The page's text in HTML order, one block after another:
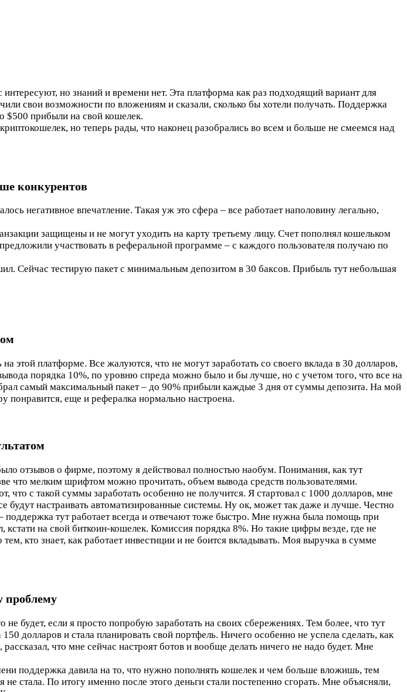
но знаний и времени нет. Эта платформа как раз подходящий вариант для
свои возможности по вложениям и сказали, сколько бы хотели получать. Поддержка
$500 прибыли на свой кошелек.
но теперь рады, что наконец разобрались во всем и больше не смеемся над
конкурентов
негативное впечатление. Такая уж это сфера – все работает наполовину легально,
защищены и не могут уходить на карту третьему лицу. Счет пополнял кошельком
участвовать в реферальной программе – с каждого пользователя получаю по
Сейчас тестирую пакет с минимальным депозитом в 30 баксов. Прибыль тут небольшая
этой платформе. Все жалуются, что не могут заработать со своего вклада в 30 долларов,
порядка 10%, по уровню спреда можно было и бы лучше, но с учетом того, что все на
самый максимальный пакет – до 90% прибыли каждые 3 дня от суммы депозита. На мой
еще и рефералка нормально настроена.
отзывов о фирме, поэтому я действовал полностью наобум. Понимания, как тут
что мелким шрифтом можно прочитать, объем вывода средств пользователями.
с такой суммы заработать особенно не получится. Я стартовал с 1000 долларов, мне
будут настраивать автоматизированные системы. Ну ок, может так даже и лучше. Честно
тут работает всегда и отвечают тоже быстро. Мне нужна была помощь при
на свой биткоин-кошелек. Комиссия порядка 8%. Но такие цифры везде, где не
кто знает, как работает инвестиции и не боится вкладывать. Моя выручка в сумме
проблему
будет, если я просто попробую заработать на своих сбережениях. Тем более, что тут
долларов и стала планировать свой портфель. Ничего особенно не успела сделать, как
что мне сейчас настроят ботов и вообще делать ничего не надо будет. Мне
поддержка давила на то, что нужно пополнять кошелек и чем больше вложишь, тем
стала. По итогу именно после этого деньги стали постепенно сгорать. Мне объясняли,